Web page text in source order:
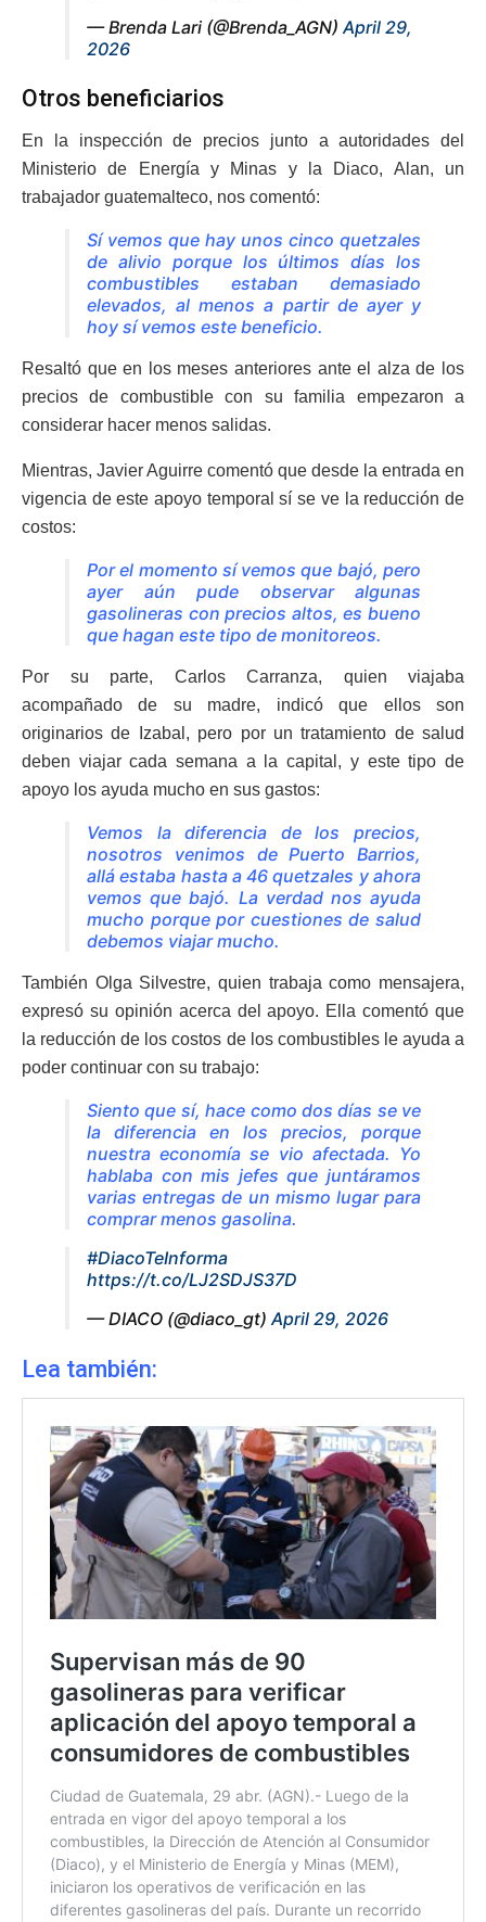
— Brenda Lari (@Brenda_AGN) April 29,
2026
Otros beneficiarios
En la inspección de precios junto a autoridades del
Ministerio de Energía y Minas y la Diaco, Alan, un
trabajador guatemalteco, nos comentó:
Sí vemos que hay unos cinco quetzales
de alivio porque los últimos días los
combustibles estaban demasiado
elevados, al menos a partir de ayer y
hoy sí vemos este beneficio.
Resaltó que en los meses anteriores ante el alza de los
precios de combustible con su familia empezaron a
considerar hacer menos salidas.
Mientras, Javier Aguirre comentó que desde la entrada en
vigencia de este apoyo temporal sí se ve la reducción de
costos:
Por el momento sí vemos que bajó, pero
ayer aún pude observar algunas
gasolineras con precios altos, es bueno
que hagan este tipo de monitoreos.
Por su parte, Carlos Carranza, quien viajaba
acompañado de su madre, indicó que ellos son
originarios de Izabal, pero por un tratamiento de salud
deben viajar cada semana a la capital, y este tipo de
apoyo los ayuda mucho en sus gastos:
Vemos la diferencia de los precios,
nosotros venimos de Puerto Barrios,
allá estaba hasta a 46 quetzales y ahora
vemos que bajó. La verdad nos ayuda
mucho porque por cuestiones de salud
debemos viajar mucho.
También Olga Silvestre, quien trabaja como mensajera,
expresó su opinión acerca del apoyo. Ella comentó que
la reducción de los costos de los combustibles le ayuda a
poder continuar con su trabajo:
Siento que sí, hace como dos días se ve
la diferencia en los precios, porque
nuestra economía se vio afectada. Yo
hablaba con mis jefes que juntáramos
varias entregas de un mismo lugar para
comprar menos gasolina.
#DiacoTeInforma
https://t.co/LJ2SDJS37D
— DIACO (@diaco_gt)April 29, 2026
Lea también: